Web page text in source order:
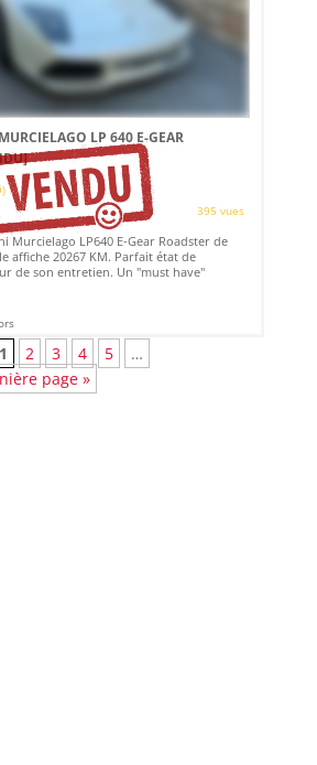
LP 640 E-GEAR
395 vues
Murcielago LP640 E-Gear Roadster de
affiche 20267 KM. Parfait état de
de son entretien. Un "must have"
1 2 3 4 5
…
page »